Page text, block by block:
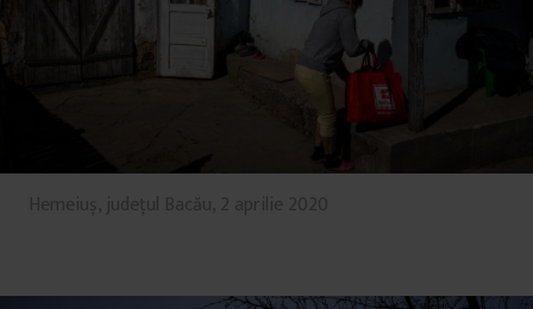
Hemeiuș, județul Bacău, 2 aprilie 2020